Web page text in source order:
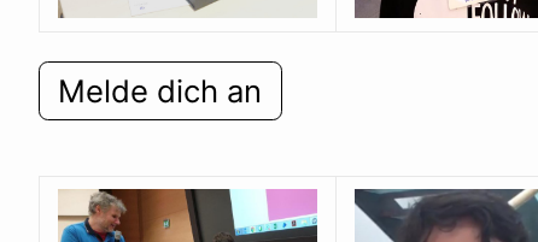
Melde dich an